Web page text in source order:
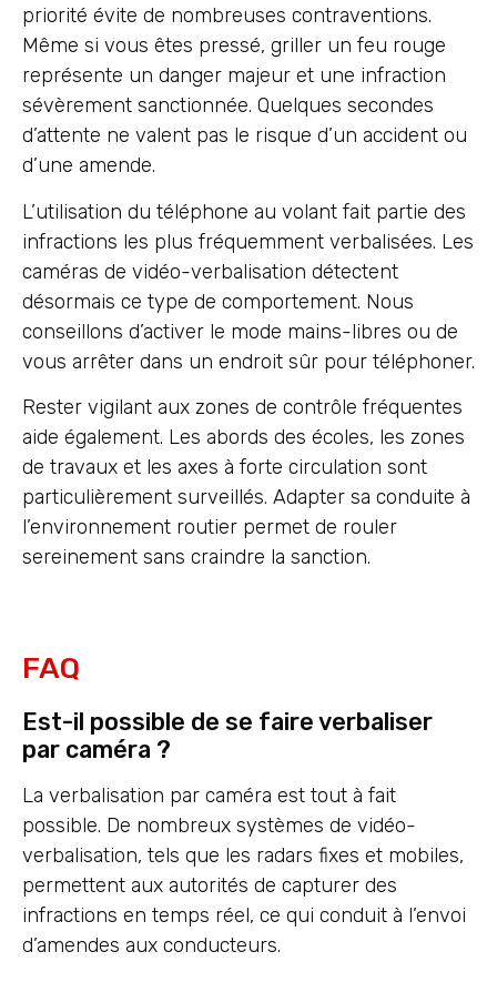
priorité évite de nombreuses contraventions.
Même si vous êtes pressé, griller un feu rouge
représente un danger majeur et une infraction
sévèrement sanctionnée. Quelques secondes
d’attente ne valent pas le risque d’un accident ou
d’une amende.
L’utilisation du téléphone au volant fait partie des
infractions les plus fréquemment verbalisées. Les
caméras de vidéo-verbalisation détectent
désormais ce type de comportement. Nous
conseillons d’activer le mode mains-libres ou de
vous arrêter dans un endroit sûr pour téléphoner.
Rester vigilant aux zones de contrôle fréquentes
aide également. Les abords des écoles, les zones
de travaux et les axes à forte circulation sont
particulièrement surveillés. Adapter sa conduite à
l’environnement routier permet de rouler
sereinement sans craindre la sanction.
FAQ
Est-il possible de se faire verbaliser
par caméra ?
La verbalisation par caméra est tout à fait
possible. De nombreux systèmes de vidéo-
verbalisation, tels que les radars fixes et mobiles,
permettent aux autorités de capturer des
infractions en temps réel, ce qui conduit à l’envoi
d’amendes aux conducteurs.